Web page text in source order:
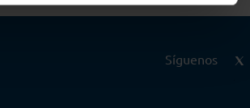
Síguenos